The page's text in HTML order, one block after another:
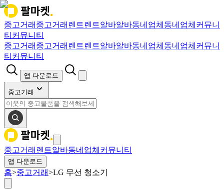
중고거래 중고거래 렌트렌트알바알바동네업체 동네업체 커뮤니
티 커뮤니티
중고거래 중고거래 렌트렌트알바알바동네업체 동네업체 커뮤니
티 커뮤니티
앱 다운로드
중고거래
중고거래 렌트알바동네업체 커뮤니티
앱 다운로드
홈>중고거래>LG 무선 청소기